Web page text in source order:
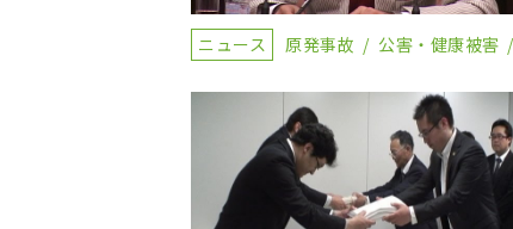
ニュース 原発事故 公害・健康被害